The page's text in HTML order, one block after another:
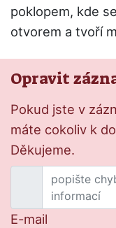
poklopem, kde
otvorem a tvoří
Opravit
Pokud jste v
máte cokoliv k
Děkujeme.
E-mail